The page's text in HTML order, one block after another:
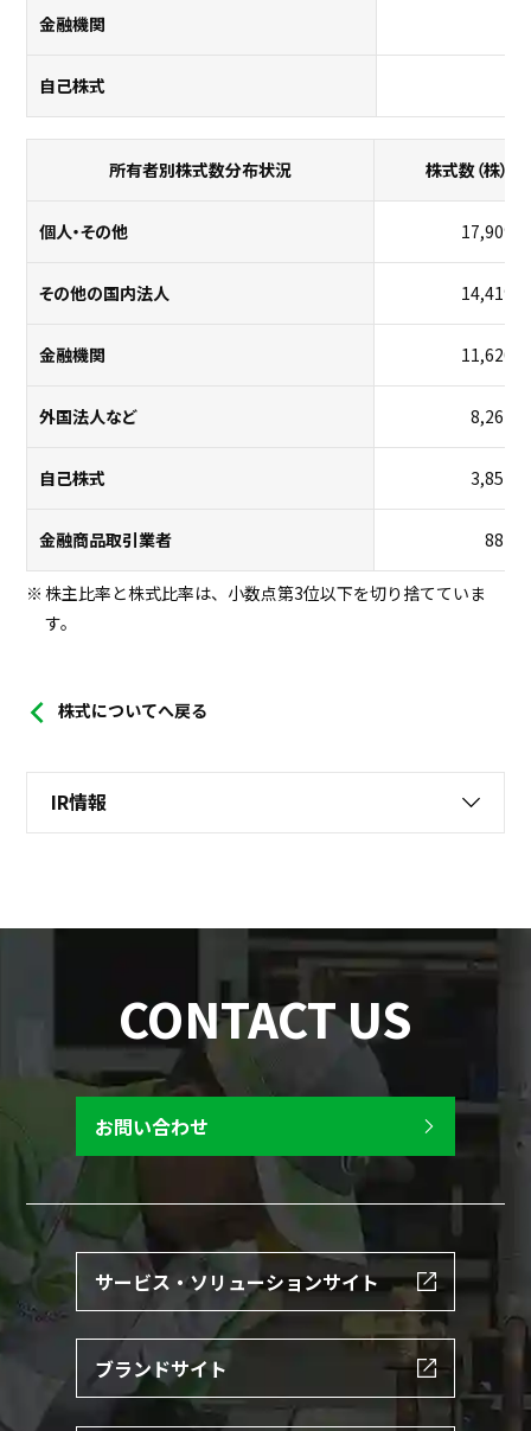
金融機関
自己株式
所有者別株式数分布状況 株式数（株）
個人・その他
その他の国内法人
金融機関
外国法人など
自己株式
金融商品取引業者
株主比率と株式比率は、小数点第3位以下を切り捨てていま
す。
株式についてへ戻る
IR情報
CONTACT US
お問い合わせ
サービス・ソリューションサイト
ブランドサイト